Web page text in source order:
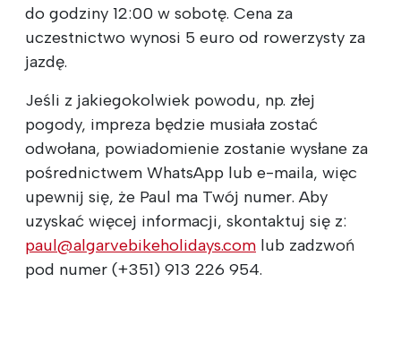
do godziny 12:00 w sobotę. Cena za
uczestnictwo wynosi 5 euro od rowerzysty za
jazdę.
Jeśli z jakiegokolwiek powodu, np. złej
pogody, impreza będzie musiała zostać
odwołana, powiadomienie zostanie wysłane za
pośrednictwem WhatsApp lub e-maila, więc
upewnij się, że Paul ma Twój numer. Aby
uzyskać więcej informacji, skontaktuj się z:
paul@algarvebikeholidays.com lub zadzwoń
pod numer (+351) 913 226 954.